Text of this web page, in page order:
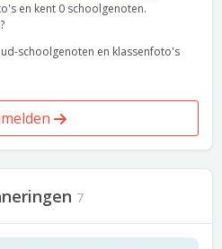
en kent 0 schoolgenoten.
schoolgenoten en klassenfoto's
7